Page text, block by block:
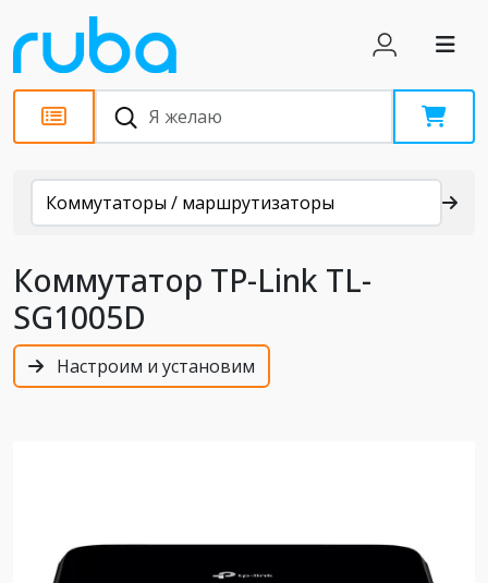
Каталог
Коммутаторы / маршрутизаторы
Коммутатор TP-Link TL-
SG1005D
Настроим и установим